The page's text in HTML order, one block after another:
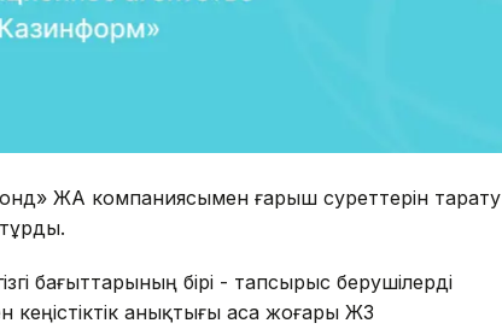
ЖАҚ компаниясымен ғарыш суреттерін тарату
бағыттарының бірі - тапсырыс берушілерді
анықтығы аса жоғары ЖҚЗ